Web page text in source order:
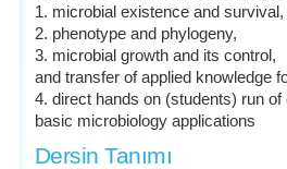
1. microbial existence and survival,
2. phenotype and phylogeny,
3. microbial growth and its control,
and transfer of applied knowledge
4. direct hands on (students) run
basic microbiology applications
Dersin Tanımı